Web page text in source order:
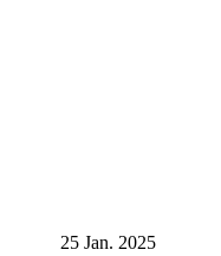
25 Jan. 2025